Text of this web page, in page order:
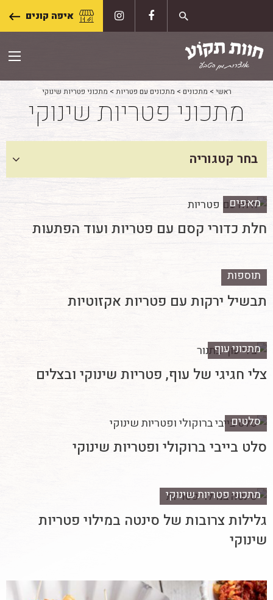
content
איפה קונים
ראשי > מתכונים > מתכונים עם פטריות > מתכוני פטריות שינוקי
מתכוני פטריות שינוקי
בחר קטגוריה
מאפים
חלת כדורי קסם עם פטריות ועוד הפתעות
תוספות
תבשיל ירקות עם פטריות אקזוטיות
מתכוני עוף
צלי חגיגי של עוף, פטריות שינוקי ובצלים
סלטים
סלט בייבי ברוקולי ופטריות שינוקי
מתכוני פטריות שינוקי
גלילות צרובות של סינטה במילוי פטריות
שינוקי